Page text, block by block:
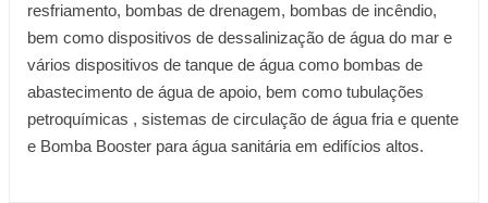
resfriamento, bombas de drenagem, bombas de incêndio,
bem como dispositivos de dessalinização de água do mar e
vários dispositivos de tanque de água como bombas de
abastecimento de água de apoio, bem como tubulações
petroquímicas , sistemas de circulação de água fria e quente
e Bomba Booster para água sanitária em edifícios altos.